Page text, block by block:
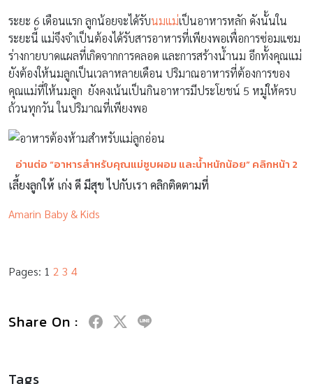
ระยะ 6 เดือนแรก ลูกน้อยจะได้รับนมแม่เป็นอาหารหลัก ดังนั้นใน
ระยะนี้ แม่จึงจำเป็นต้องได้รับสารอาหารที่เพียงพอเพื่อการซ่อมแซม
ร่างกายบาดแผลที่เกิดจากการคลอด และการสร้างน้ำนม อีกทั้งคุณแม่
ยังต้องให้นมลูกเป็นเวลาหลายเดือน ปริมาณอาหารที่ต้องการของ
คุณแม่ที่ให้นมลูก ยังคงเน้นเป็นกินอาหารมีประโยชน์ 5 หมู่ให้ครบ
ถ้วนทุกวัน ในปริมาณที่เพียงพอ
อ่านต่อ “อาหารสำหรับคุณแม่ซูบผอม และน้ำหนักน้อย” คลิกหน้า 2
เลี้ยงลูกให้ เก่ง ดี มีสุข ไปกับเรา คลิกติดตามที่
Amarin Baby & Kids
Pages: 1 2 3 4
Share On :
Tags